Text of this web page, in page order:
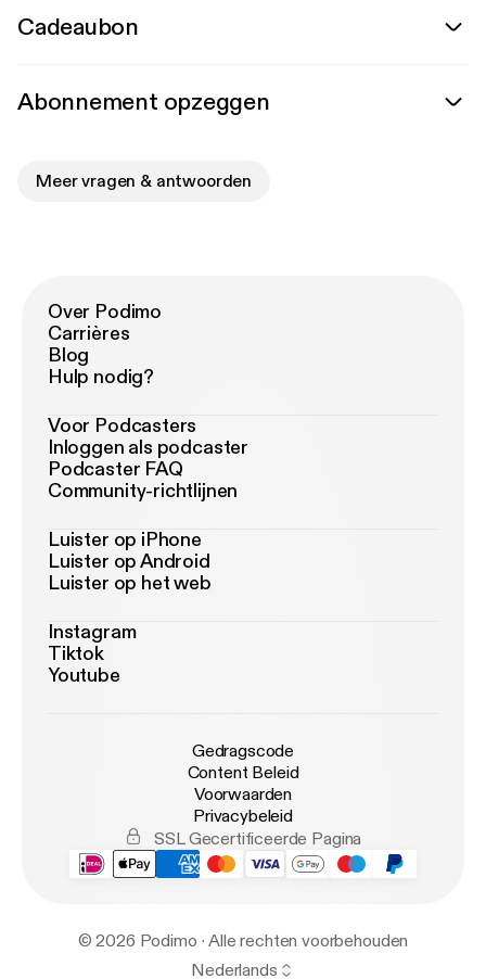
Cadeaubon
Abonnement opzeggen
Meer vragen & antwoorden
Over Podimo
Carrières
Blog
Hulp nodig?
Voor Podcasters
Inloggen als podcaster
Podcaster FAQ
Community-richtlijnen
Luister op iPhone
Luister op Android
Luister op het web
Instagram
Tiktok
Youtube
Gedragscode
Content Beleid
Voorwaarden
Privacybeleid
SSL Gecertificeerde Pagina
© 2026 Podimo · Alle rechten voorbehouden
Nederlands